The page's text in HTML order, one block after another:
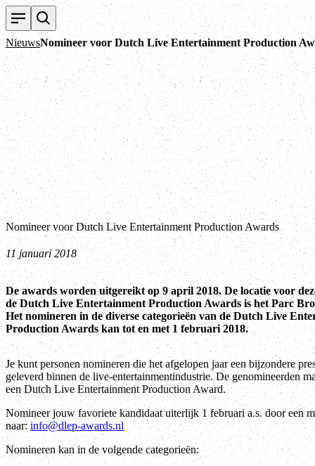
NieuwsNomineer voor Dutch Live Entertainment Production
Nomineer voor Dutch Live Entertainment Production Awards
11 januari 2018
De awards worden uitgereikt op 9 april 2018. De locatie voor
de Dutch Live Entertainment Production Awards is het Parc
Het nomineren in de diverse categorieën van de Dutch Live
Production Awards kan tot en met 1 februari 2018.
Je kunt personen nomineren die het afgelopen jaar een bijzondere
geleverd binnen de live-entertainmentindustrie. De genomineerden
een Dutch Live Entertainment Production Award.
Nomineer jouw favoriete kandidaat uiterlijk 1 februari a.s. door een
naar:info@dlep-awards.nl
Nomineren kan in de volgende categorieën: